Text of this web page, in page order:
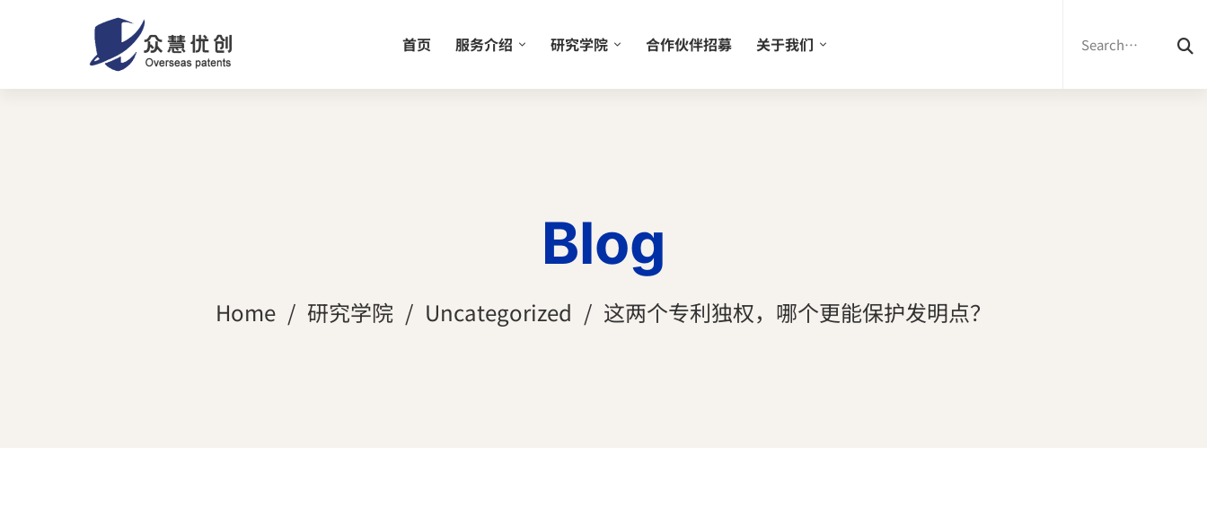
首页 服务介绍 研究学院 合作伙伴招募 关于我们
Blog
Home 研究学院 Uncategorized 这两个专利独权，哪个更能保护发明点？